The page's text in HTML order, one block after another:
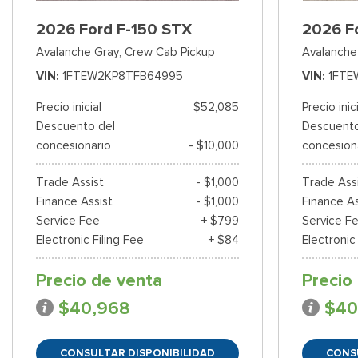
2026 Ford F-150 STX
Avalanche Gray, Crew Cab Pickup
VIN
1FTEW2KP8TFB64995
Precio inicial
$52,085
Descuento del
concesionario
- $10,000
Trade Assist
- $1,000
Finance Assist
- $1,000
Service Fee
+ $799
Electronic Filing Fee
+ $84
Precio de venta
$40,968
CONSULTAR DISPONIBILIDAD
2026
VIN
Precio
Trade
Finance
Service